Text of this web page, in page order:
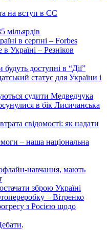
на вступ в ЄС
мільярдів
в серпні – Forbes
Україні – Резніков
доступні в “Дії”
статус для України і
судити Медведчука
в бік Лисичанська
свідомості: як надати
– наша національна
офлайн-навчання, мають
зброю Україні
– Вітренко
з Росією щодо
.